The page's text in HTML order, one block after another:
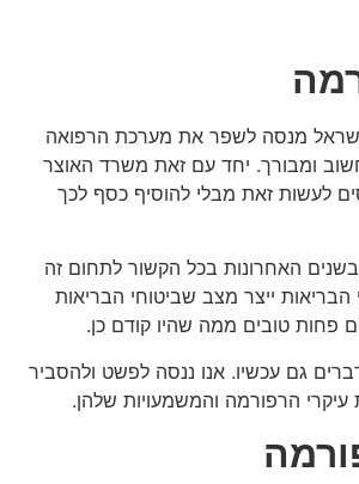
מנסה לשפר את מערכת הרפואה
ומבורך. יחד עם זאת משרד האוצר
לעשות זאת מבלי להוסיף כסף לכך
בשנים האחרונות בכל הקשור לתחום זה
הבריאות ייצר מצב שביטוחי הבריאות
פחות טובים ממה שהיו קודם כן.
גם עכשיו. אנו ננסה לפשט ולהסביר
הרפורמה והמשמעויות שלהן.